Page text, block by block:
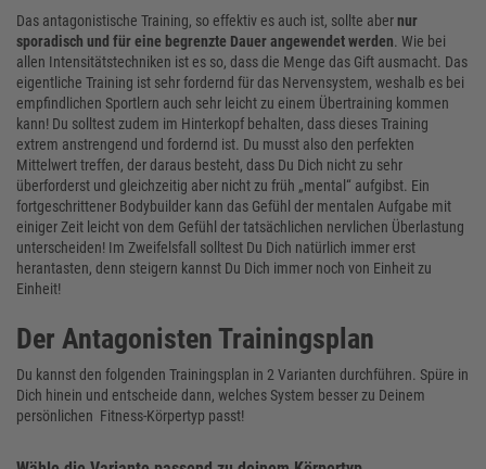
Das antagonistische Training, so effektiv es auch ist, sollte abernur
sporadisch und für eine begrenzte Dauer angewendet werden. Wie bei
allen Intensitätstechniken ist es so, dass die Menge das Gift ausmacht. Das
eigentliche Training ist sehr fordernd für das Nervensystem, weshalb es bei
empfindlichen Sportlern auch sehr leicht zu einem Übertraining kommen
kann! Du solltest zudem im Hinterkopf behalten, dass dieses Training
extrem anstrengend und fordernd ist. Du musst also den perfekten
Mittelwert treffen, der daraus besteht, dass Du Dich nicht zu sehr
überforderst und gleichzeitig aber nicht zu früh „mental“ aufgibst. Ein
fortgeschrittener Bodybuilder kann das Gefühl der mentalen Aufgabe mit
einiger Zeit leicht von dem Gefühl der tatsächlichen nervlichen Überlastung
unterscheiden! Im Zweifelsfall solltest Du Dich natürlich immer erst
herantasten, denn steigern kannst Du Dich immer noch von Einheit zu
Einheit!
Der Antagonisten Trainingsplan
Du kannst den folgenden Trainingsplan in 2 Varianten durchführen. Spüre in
Dich hinein und entscheide dann, welches System besser zu Deinem
persönlichen Fitness-Körpertyp passt!